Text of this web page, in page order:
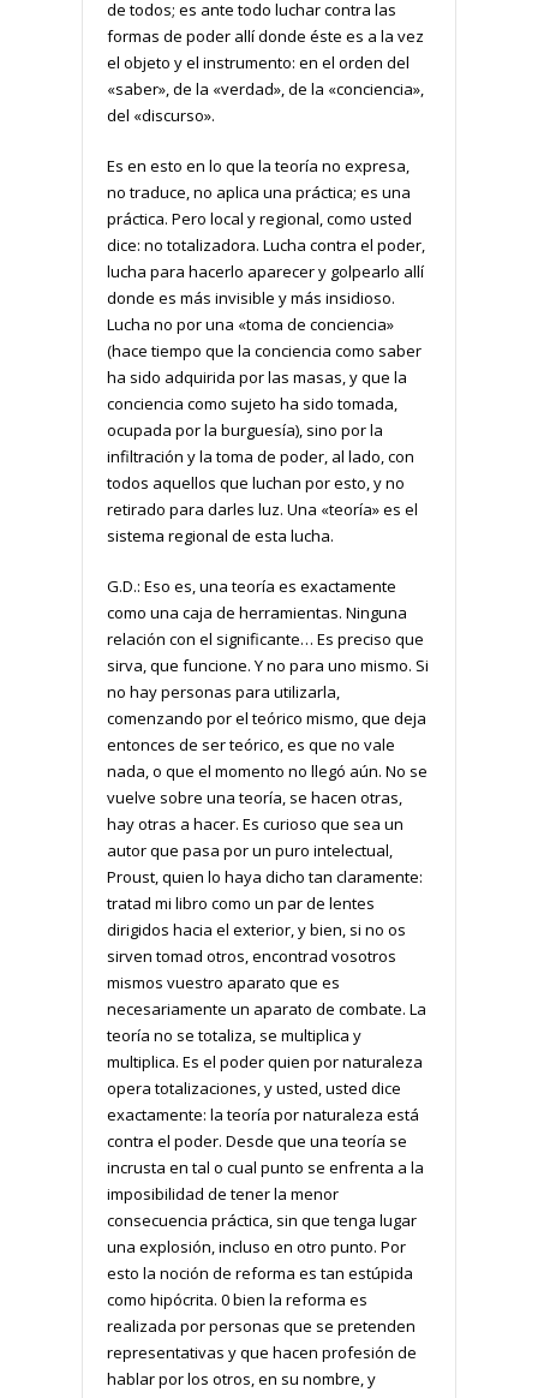
de todos; es ante todo luchar contra las
formas de poder allí donde éste es a la vez
el objeto y el instrumento: en el orden del
«saber», de la «verdad», de la «conciencia»,
del «discurso».
Es en esto en lo que la teoría no expresa,
no traduce, no aplica una práctica; es una
práctica. Pero local y regional, como usted
dice: no totalizadora. Lucha contra el poder,
lucha para hacerlo aparecer y golpearlo allí
donde es más invisible y más insidioso.
Lucha no por una «toma de conciencia»
(hace tiempo que la conciencia como saber
ha sido adquirida por las masas, y que la
conciencia como sujeto ha sido tomada,
ocupada por la burguesía), sino por la
infiltración y la toma de poder, al lado, con
todos aquellos que luchan por esto, y no
retirado para darles luz. Una «teoría» es el
sistema regional de esta lucha.
G.D.: Eso es, una teoría es exactamente
como una caja de herramientas. Ninguna
relación con el significante… Es preciso que
sirva, que funcione. Y no para uno mismo. Si
no hay personas para utilizarla,
comenzando por el teórico mismo, que deja
entonces de ser teórico, es que no vale
nada, o que el momento no llegó aún. No se
vuelve sobre una teoría, se hacen otras,
hay otras a hacer. Es curioso que sea un
autor que pasa por un puro intelectual,
Proust, quien lo haya dicho tan claramente:
tratad mi libro como un par de lentes
dirigidos hacia el exterior, y bien, si no os
sirven tomad otros, encontrad vosotros
mismos vuestro aparato que es
necesariamente un aparato de combate. La
teoría no se totaliza, se multiplica y
multiplica. Es el poder quien por naturaleza
opera totalizaciones, y usted, usted dice
exactamente: la teoría por naturaleza está
contra el poder. Desde que una teoría se
incrusta en tal o cual punto se enfrenta a la
imposibilidad de tener la menor
consecuencia práctica, sin que tenga lugar
una explosión, incluso en otro punto. Por
esto la noción de reforma es tan estúpida
como hipócrita. 0 bien la reforma es
realizada por personas que se pretenden
representativas y que hacen profesión de
hablar por los otros, en su nombre, y